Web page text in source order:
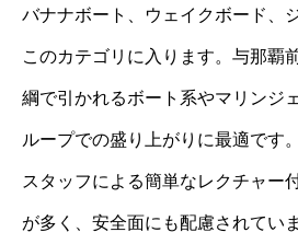
バナナボート、ウェイクボード、
このカテゴリに入ります。与那覇
綱で引かれるボート系やマリンジ
ループでの盛り上がりに最適です
スタッフによる簡単なレクチャー
が多く、安全面にも配慮されていま